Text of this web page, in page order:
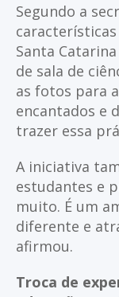
Segundo a
características
Santa
de sala de
as fotos para
encantados e
trazer essa
A iniciativa
estudantes e
muito. É um
diferente e
afirmou.
Troca de